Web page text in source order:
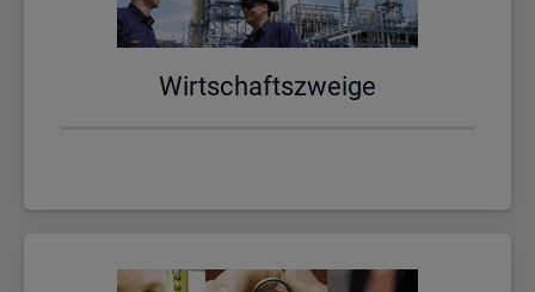
Wirt­schafts­zwei­ge